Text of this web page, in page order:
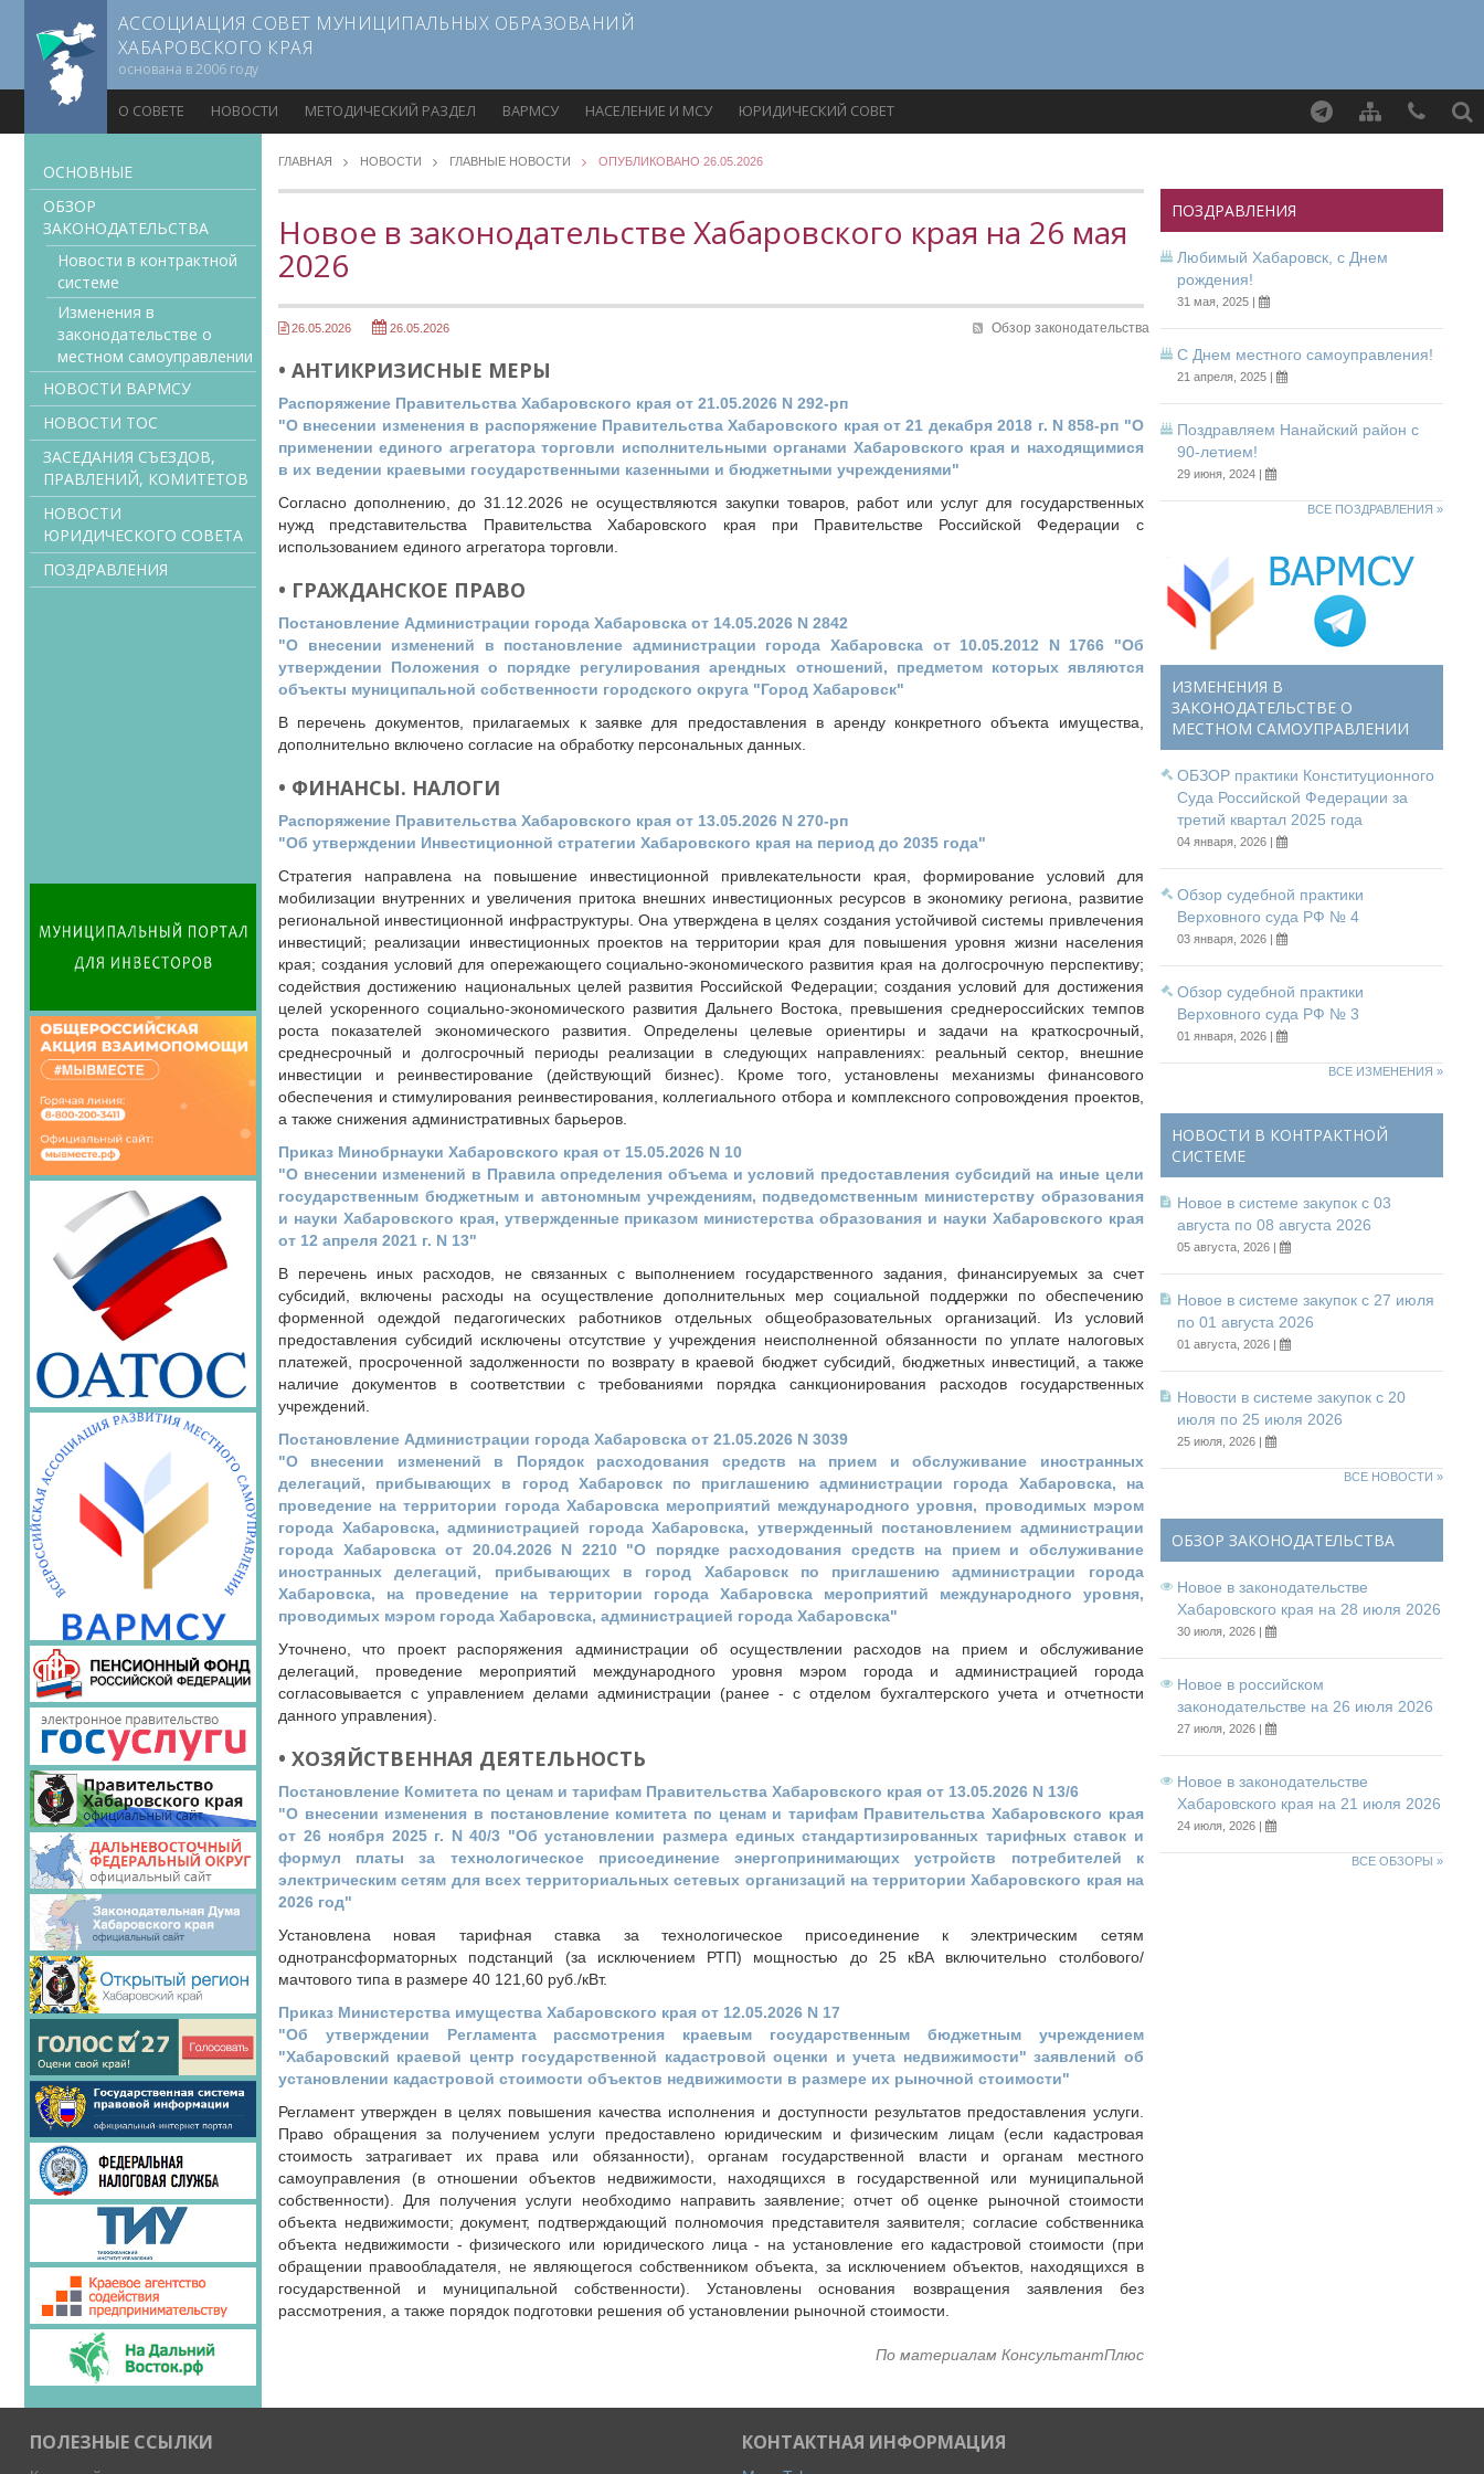
АССОЦИАЦИЯ СОВЕТ МУНИЦИПАЛЬНЫХ ОБРАЗОВАНИЙ
ХАБАРОВСКОГО КРАЯ
основана в 2006 году
О СОВЕТЕ НОВОСТИ МЕТОДИЧЕСКИЙ РАЗДЕЛ ВАРМСУ НАСЕЛЕНИЕ И МСУ ЮРИДИЧЕСКИЙ СОВЕТ
ОСНОВНЫЕ
ОБЗОР
ЗАКОНОДАТЕЛЬСТВА
Новости в контрактной
системе
Изменения в
законодательстве о
местном самоуправлении
НОВОСТИ ВАРМСУ
НОВОСТИ ТОС
ЗАСЕДАНИЯ СЪЕЗДОВ,
ПРАВЛЕНИЙ, КОМИТЕТОВ
НОВОСТИ
ЮРИДИЧЕСКОГО СОВЕТА
ПОЗДРАВЛЕНИЯ
ГЛАВНАЯ НОВОСТИ ГЛАВНЫЕ НОВОСТИ ОПУБЛИКОВАНО 26.05.2026
Новое в законодательстве Хабаровского края на 26 мая
2026
26.05.2026 26.05.2026 Обзор законодательства
• АНТИКРИЗИСНЫЕ МЕРЫ
Распоряжение Правительства Хабаровского края от 21.05.2026 N 292-рп
"О внесении изменения в распоряжение Правительства Хабаровского края от 21 декабря 2018 г. N 858-рп "О
применении единого агрегатора торговли исполнительными органами Хабаровского края и находящимися
в их ведении краевыми государственными казенными и бюджетными учреждениями"
Согласно дополнению, до 31.12.2026 не осуществляются закупки товаров, работ или услуг для государственных
нужд представительства Правительства Хабаровского края при Правительстве Российской Федерации с
использованием единого агрегатора торговли.
• ГРАЖДАНСКОЕ ПРАВО
Постановление Администрации города Хабаровска от 14.05.2026 N 2842
"О внесении изменений в постановление администрации города Хабаровска от 10.05.2012 N 1766 "Об
утверждении Положения о порядке регулирования арендных отношений, предметом которых являются
объекты муниципальной собственности городского округа "Город Хабаровск"
В перечень документов, прилагаемых к заявке для предоставления в аренду конкретного объекта имущества,
дополнительно включено согласие на обработку персональных данных.
• ФИНАНСЫ. НАЛОГИ
Распоряжение Правительства Хабаровского края от 13.05.2026 N 270-рп
"Об утверждении Инвестиционной стратегии Хабаровского края на период до 2035 года"
Стратегия направлена на повышение инвестиционной привлекательности края, формирование условий для
мобилизации внутренних и увеличения притока внешних инвестиционных ресурсов в экономику региона, развитие
региональной инвестиционной инфраструктуры. Она утверждена в целях создания устойчивой системы привлечения
инвестиций; реализации инвестиционных проектов на территории края для повышения уровня жизни населения
края; создания условий для опережающего социально-экономического развития края на долгосрочную перспективу;
содействия достижению национальных целей развития Российской Федерации; создания условий для достижения
целей ускоренного социально-экономического развития Дальнего Востока, превышения среднероссийских темпов
роста показателей экономического развития. Определены целевые ориентиры и задачи на краткосрочный,
среднесрочный и долгосрочный периоды реализации в следующих направлениях: реальный сектор, внешние
инвестиции и реинвестирование (действующий бизнес). Кроме того, установлены механизмы финансового
обеспечения и стимулирования реинвестирования, коллегиального отбора и комплексного сопровождения проектов,
а также снижения административных барьеров.
Приказ Минобрнауки Хабаровского края от 15.05.2026 N 10
"О внесении изменений в Правила определения объема и условий предоставления субсидий на иные цели
государственным бюджетным и автономным учреждениям, подведомственным министерству образования
и науки Хабаровского края, утвержденные приказом министерства образования и науки Хабаровского края
от 12 апреля 2021 г. N 13"
В перечень иных расходов, не связанных с выполнением государственного задания, финансируемых за счет
субсидий, включены расходы на осуществление дополнительных мер социальной поддержки по обеспечению
форменной одеждой педагогических работников отдельных общеобразовательных организаций. Из условий
предоставления субсидий исключены отсутствие у учреждения неисполненной обязанности по уплате налоговых
платежей, просроченной задолженности по возврату в краевой бюджет субсидий, бюджетных инвестиций, а также
наличие документов в соответствии с требованиями порядка санкционирования расходов государственных
учреждений.
Постановление Администрации города Хабаровска от 21.05.2026 N 3039
"О внесении изменений в Порядок расходования средств на прием и обслуживание иностранных
делегаций, прибывающих в город Хабаровск по приглашению администрации города Хабаровска, на
проведение на территории города Хабаровска мероприятий международного уровня, проводимых мэром
города Хабаровска, администрацией города Хабаровска, утвержденный постановлением администрации
города Хабаровска от 20.04.2026 N 2210 "О порядке расходования средств на прием и обслуживание
иностранных делегаций, прибывающих в город Хабаровск по приглашению администрации города
Хабаровска, на проведение на территории города Хабаровска мероприятий международного уровня,
проводимых мэром города Хабаровска, администрацией города Хабаровска"
Уточнено, что проект распоряжения администрации об осуществлении расходов на прием и обслуживание
делегаций, проведение мероприятий международного уровня мэром города и администрацией города
согласовывается с управлением делами администрации (ранее - с отделом бухгалтерского учета и отчетности
данного управления).
• ХОЗЯЙСТВЕННАЯ ДЕЯТЕЛЬНОСТЬ
Постановление Комитета по ценам и тарифам Правительства Хабаровского края от 13.05.2026 N 13/6
"О внесении изменения в постановление комитета по ценам и тарифам Правительства Хабаровского края
от 26 ноября 2025 г. N 40/3 "Об установлении размера единых стандартизированных тарифных ставок и
формул платы за технологическое присоединение энергопринимающих устройств потребителей к
электрическим сетям для всех территориальных сетевых организаций на территории Хабаровского края на
2026 год"
Установлена новая тарифная ставка за технологическое присоединение к электрическим сетям
однотрансформаторных подстанций (за исключением РТП) мощностью до 25 кВА включительно столбового/
мачтового типа в размере 40 121,60 руб./кВт.
Приказ Министерства имущества Хабаровского края от 12.05.2026 N 17
"Об утверждении Регламента рассмотрения краевым государственным бюджетным учреждением
"Хабаровский краевой центр государственной кадастровой оценки и учета недвижимости" заявлений об
установлении кадастровой стоимости объектов недвижимости в размере их рыночной стоимости"
Регламент утвержден в целях повышения качества исполнения и доступности результатов предоставления услуги.
Право обращения за получением услуги предоставлено юридическим и физическим лицам (если кадастровая
стоимость затрагивает их права или обязанности), органам государственной власти и органам местного
самоуправления (в отношении объектов недвижимости, находящихся в государственной или муниципальной
собственности). Для получения услуги необходимо направить заявление; отчет об оценке рыночной стоимости
объекта недвижимости; документ, подтверждающий полномочия представителя заявителя; согласие собственника
объекта недвижимости - физического или юридического лица - на установление его кадастровой стоимости (при
обращении правообладателя, не являющегося собственником объекта, за исключением объектов, находящихся в
государственной и муниципальной собственности). Установлены основания возвращения заявления без
рассмотрения, а также порядок подготовки решения об установлении рыночной стоимости.
По материалам КонсультантПлюс
ПОЗДРАВЛЕНИЯ
Любимый Хабаровск, с Днем
рождения!
31 мая, 2025 |
С Днем местного самоуправления!
21 апреля, 2025 |
Поздравляем Нанайский район с
90-летием!
29 июня, 2024 |
ВСЕ ПОЗДРАВЛЕНИЯ »
ИЗМЕНЕНИЯ В
ЗАКОНОДАТЕЛЬСТВЕ О
МЕСТНОМ САМОУПРАВЛЕНИИ
ОБЗОР практики Конституционного
Суда Российской Федерации за
третий квартал 2025 года
04 января, 2026 |
Обзор судебной практики
Верховного суда РФ № 4
03 января, 2026 |
Обзор судебной практики
Верховного суда РФ № 3
01 января, 2026 |
ВСЕ ИЗМЕНЕНИЯ »
НОВОСТИ В КОНТРАКТНОЙ
СИСТЕМЕ
Новое в системе закупок с 03
августа по 08 августа 2026
05 августа, 2026 |
Новое в системе закупок с 27 июля
по 01 августа 2026
01 августа, 2026 |
Новости в системе закупок с 20
июля по 25 июля 2026
25 июля, 2026 |
ВСЕ НОВОСТИ »
ОБЗОР ЗАКОНОДАТЕЛЬСТВА
Новое в законодательстве
Хабаровского края на 28 июля 2026
30 июля, 2026 |
Новое в российском
законодательстве на 26 июля 2026
27 июля, 2026 |
Новое в законодательстве
Хабаровского края на 21 июля 2026
24 июля, 2026 |
ВСЕ ОБЗОРЫ »
ПОЛЕЗНЫЕ ССЫЛКИ КОНТАКТНАЯ ИНФОРМАЦИЯ